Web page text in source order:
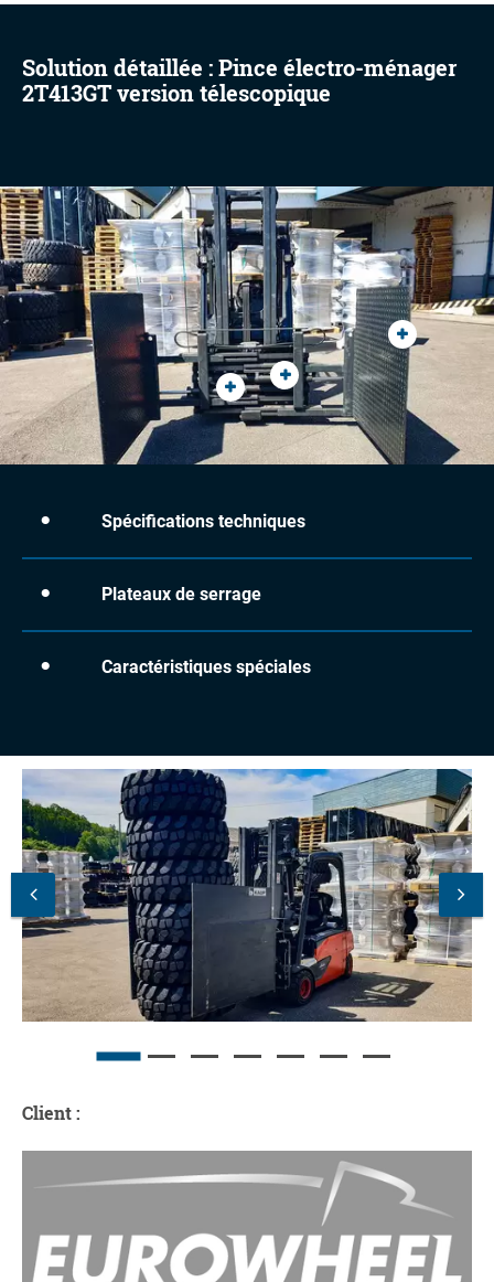
Solution détaillée : Pince électro-ménager
2T413GT version télescopique
Spécifications techniques
Plateaux de serrage
Caractéristiques spéciales
Client :